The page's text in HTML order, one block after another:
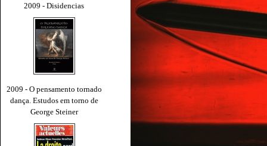
2009 - Disidencias
2009 - O pensamento tornado
dança. Estudos em torno de
George Steiner